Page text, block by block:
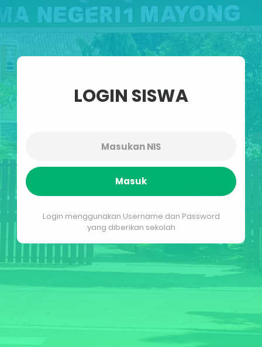
LOGIN SISWA
Masuk
Login menggunakan Username dan Password
yang diberikan sekolah